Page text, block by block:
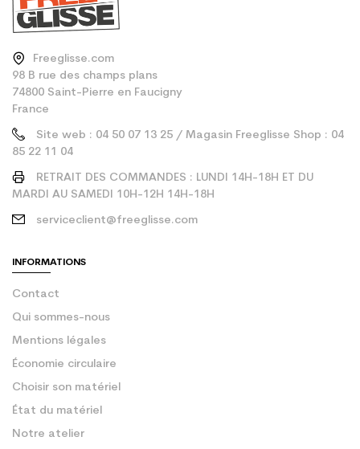
Freeglisse.com
98 B rue des champs plans
74800 Saint-Pierre en Faucigny
France
Site web : 04 50 07 13 25 / Magasin Freeglisse Shop : 04
85 22 11 04
RETRAIT DES COMMANDES : LUNDI 14H-18H ET DU
MARDI AU SAMEDI 10H-12H 14H-18H
serviceclient@freeglisse.com
INFORMATIONS
Contact
Qui sommes-nous
Mentions légales
Économie circulaire
Choisir son matériel
État du matériel
Notre atelier